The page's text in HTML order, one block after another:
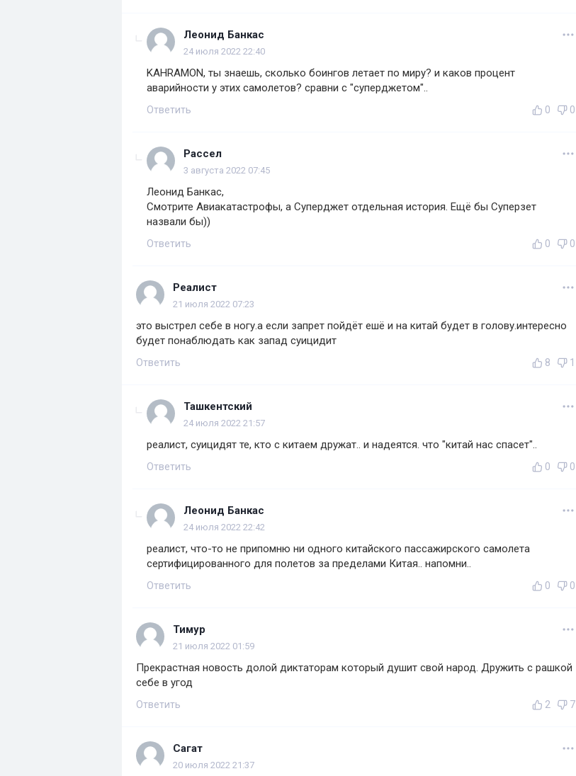
Леонид Банкас
24 июля 2022 22:40
KAHRAMON, ты знаешь, сколько боингов летает по миру? и каков процент
аварийности у этих самолетов? сравни с "суперджетом"..
Ответить 0 0
Рассел
3 августа 2022 07:45
Леонид Банкас,
Смотрите Авиакатастрофы, а Суперджет отдельная история. Ещё бы Суперзет
назвали бы))
Ответить 0 0
Реалист
21 июля 2022 07:23
это выстрел себе в ногу.а если запрет пойдёт ешё и на китай будет в голову.интересно
будет понаблюдать как запад суицидит
Ответить 8 1
Ташкентский
24 июля 2022 21:57
реалист, суицидят те, кто с китаем дружат.. и надеятся. что "китай нас спасет"..
Ответить 0 0
Леонид Банкас
24 июля 2022 22:42
реалист, что-то не припомню ни одного китайского пассажирского самолета
сертифицированного для полетов за пределами Китая.. напомни..
Ответить 0 0
Тимур
21 июля 2022 01:59
Прекрастная новость долой диктаторам который душит свой народ. Дружить с рашкой
себе в угод
Ответить 2 7
Сагат
20 июля 2022 21:37